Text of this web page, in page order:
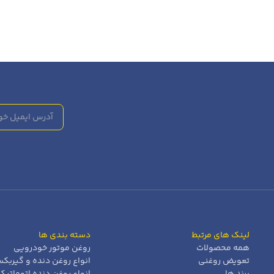
لینک های مرتبط
همه محصولات
تعویض روغنی
دسته بندی ها
روغن موتور خودرویی
انواع روغن دنده و